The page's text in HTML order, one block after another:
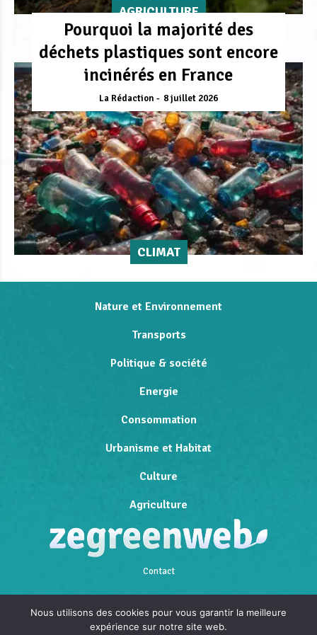
AGRICULTURE
Pourquoi la majorité des
déchets plastiques sont encore
incinérés en France
La Rédaction 8 juillet 2026
CLIMAT
Nature et Environnement
Transports
Politique & société
Energie
Consommation
Urbanisme et Habitat
Culture
Agriculture
Contact
Mentions légales
Nous utilisons des cookies pour vous garantir la meilleure
expérience sur notre site web.